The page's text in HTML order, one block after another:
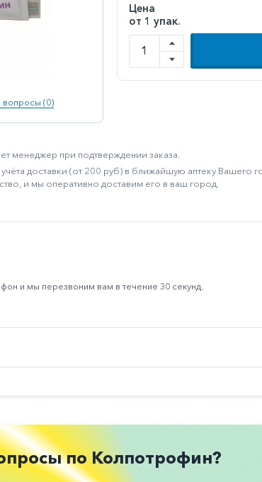
вопросы (0)
Цена
от 1 упак.
менеджер при подтверждении заказа.
учёта доставки (от 200 руб) в ближайшую аптеку
и мы оперативно доставим его в ваш город.
и мы перезвоним вам в течение 30 секунд.
по Колпотрофин?